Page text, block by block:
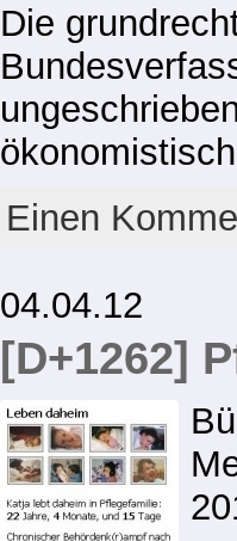
Die
Einen
04.04.12
[D+1262]